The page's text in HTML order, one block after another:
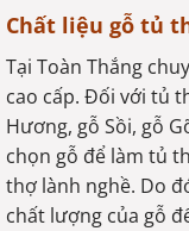
Chất liệu gỗ tủ
Tại Toàn Thắng
cao cấp. Đối với tủ
Hương, gỗ Sồi, gỗ
chọn gỗ để làm tủ
thợ lành nghề. Do
chất lượng của gỗ